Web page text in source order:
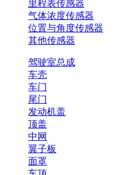
里程表传感器
气体浓度传感器
位置与角度传感器
其他传感器
驾驶室总成
车壳
车门
尾门
发动机盖
顶盖
中网
翼子板
面罩